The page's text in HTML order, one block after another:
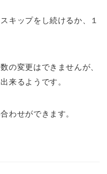
キップをし続けるか、１
の変更はできませんが、
来るようです。
わせができます。